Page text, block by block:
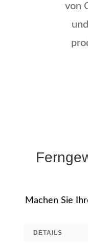
von
Machen Sie
DETAILS